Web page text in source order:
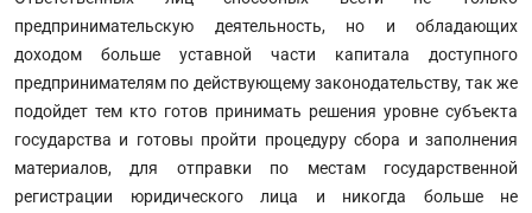
предпринимательскую деятельность, но и обладающих
доходом больше уставной части капитала доступного
предпринимателям по действующему законодательству, так же
подойдет тем кто готов принимать решения уровне субъекта
государства и готовы пройти процедуру сбора и заполнения
материалов, для отправки по местам государственной
регистрации юридического лица и никогда больше не